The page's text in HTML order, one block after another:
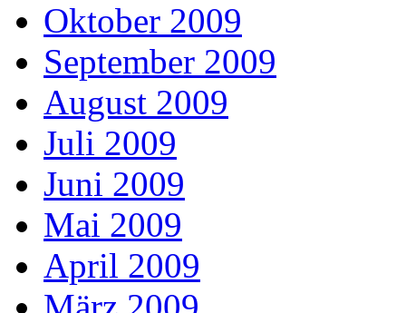
Oktober 2009
September 2009
August 2009
Juli 2009
Juni 2009
Mai 2009
April 2009